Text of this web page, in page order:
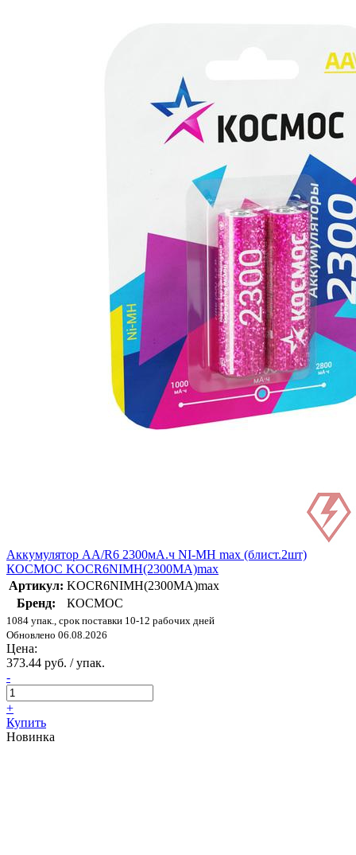
Аккумулятор AA/R6 2300мА.ч NI-MH max (блист.2шт)
КОСМОС KOCR6NIMH(2300MA)max
Артикул: KOCR6NIMH(2300MA)max
Бренд:
КОСМОС
1084 упак., срок поставки 10-12 рабочих дней
Обновлено 06.08.2026
Цена:
373.44 руб. / упак.
-
+
Купить
Новинка